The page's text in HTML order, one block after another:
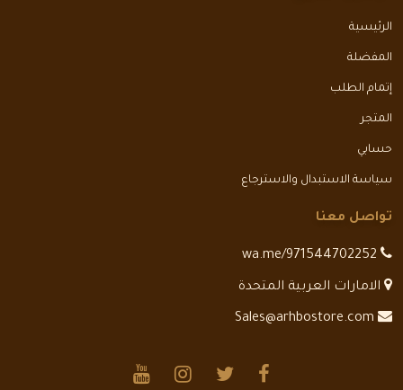
الرئيسية
المفضلة
إتمام الطلب
المتجر
حسابي
سياسة الاستبدال والاسترجاع
تواصل معنا
الامارات العربية المتحدة